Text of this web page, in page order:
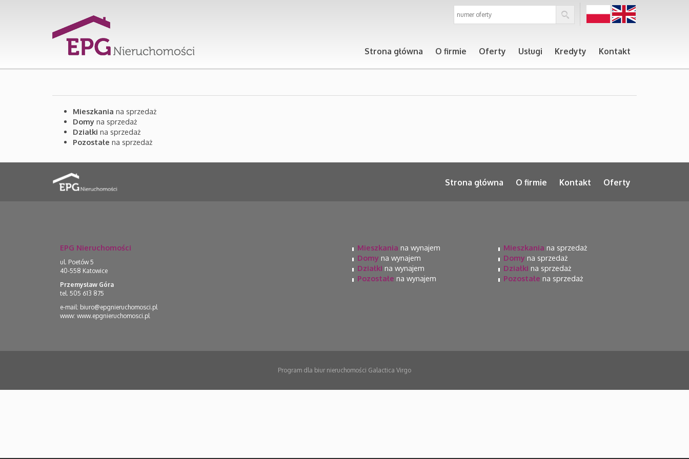
PL EN
Strona główna O firmie Oferty Usługi Kredyty Kontakt
Mieszkania na sprzedaż
Domy na sprzedaż
Działki na sprzedaż
Pozostałe na sprzedaż
Strona główna O firmie Kontakt Oferty
EPG Nieruchomości
ul. Poetów 5
40-558 Katowice
Przemysław Góra
tel. 505 613 875
e-mail: biuro@epgnieruchomosci.pl
www: www.epgnieruchomosci.pl
Mieszkania na wynajem
Domy na wynajem
Działki na wynajem
Pozostałe na wynajem
Mieszkania na sprzedaż
Domy na sprzedaż
Działki na sprzedaż
Pozostałe na sprzedaż
Program dla biur nieruchomości Galactica Virgo